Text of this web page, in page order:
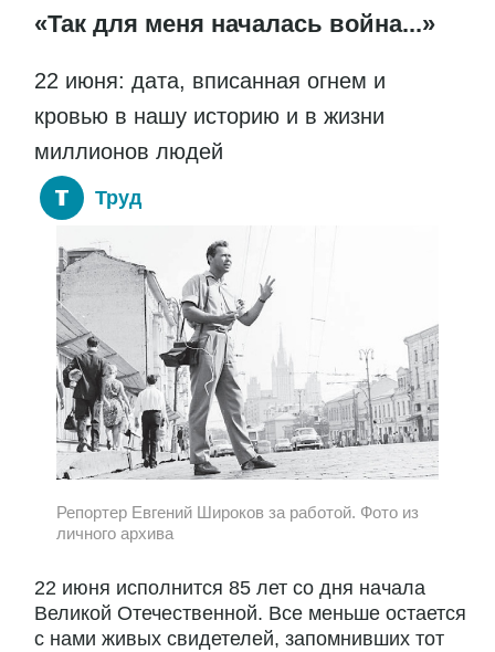
«Так для меня началась война...»
22 июня: дата, вписанная огнем и
кровью в нашу историю и в жизни
миллионов людей
Труд
Репортер Евгений Широков за работой. Фото из
личного архива
22 июня исполнится 85 лет со дня начала
Великой Отечественной. Все меньше остается
с нами живых свидетелей, запомнивших тот